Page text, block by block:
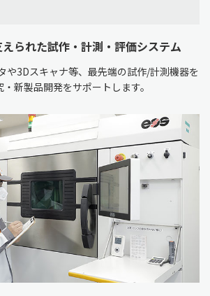
られた試作・計測・評価システム
や3Dスキャナ等、最先端の試作/計測機器を
新製品開発をサポートします。